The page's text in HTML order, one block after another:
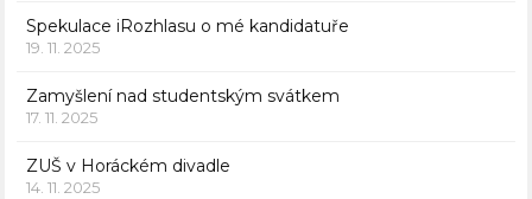
Spekulace iRozhlasu o mé kandidatuře
19. 11. 2025
Zamyšlení nad studentským svátkem
17. 11. 2025
ZUŠ v Horáckém divadle
14. 11. 2025